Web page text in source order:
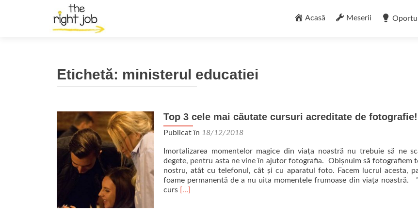
la
Acasă Meserii
Etichetă: ministerul educatiei
Top 3 cele mai căutate cursuri acreditate de fotografie!
Publicat în 18/12/2018
Imortalizarea momentelor magice din viața noastră nu trebuie să ne
degete, pentru asta ne vine în ajutor fotografia. Obișnuim să fotografiem
nostru, atât cu telefonul, cât și cu aparatul foto. Facem lucrul acesta,
foame permanentă de a nu uita momentele frumoase din viața noastră.
curs Read
[…]